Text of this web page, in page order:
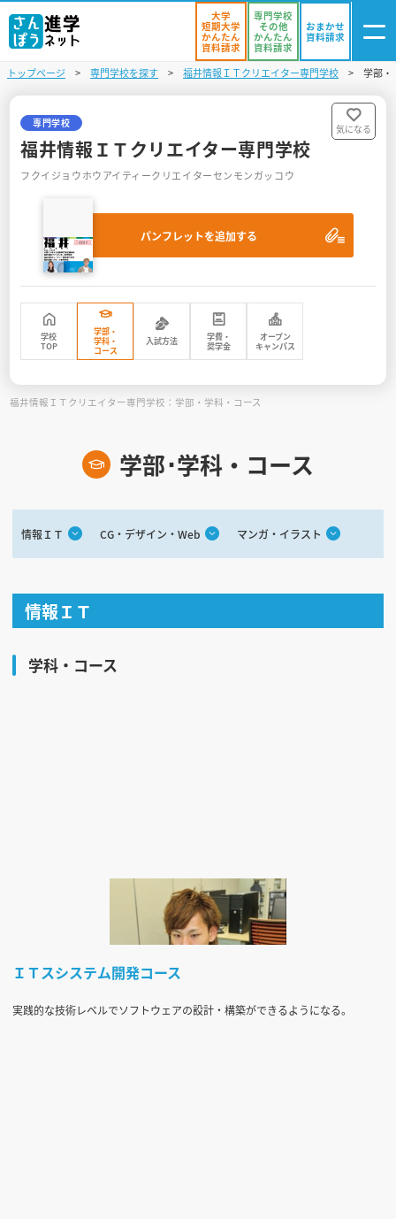
資料リスト
進学イベント
入試・受験入門
お役立ち情報
見学会WEB手引書
校内オンラインガイダンス
大学
短期大学
かんたん
資料請求
専門学校
その他
かんたん
資料請求
おまかせ
資料請求
トップページ 専門学校を探す 福井情報ＩＴクリエイター専門学校 学部・
専門学校
福井情報ＩＴクリエイター専門学校
フクイジョウホウアイティークリエイターセンモンガッコウ
パンフレットを追加する
気になる
学校
TOP
学部・
学科・
コース
入試方法
学費・
奨学金
オープン
キャンパス
福井情報ＩＴクリエイター専門学校：学部・学科・コース
学部･学科・コース
情報ＩＴ CG・デザイン・Web マンガ・イラスト
情報ＩＴ
学科・コース
ＩＴスシステム開発コース
実践的な技術レベルでソフトウェアの設計・構築ができるようになる。